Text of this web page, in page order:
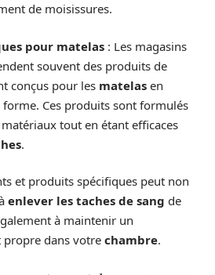
de moisissures.
pour matelas : Les magasins
souvent des produits de
conçus pour les matelas en
Ces produits sont formulés
tout en étant efficaces
.
et produits spécifiques peut non
enlever les taches de sang de
à maintenir un
dans votre chambre.